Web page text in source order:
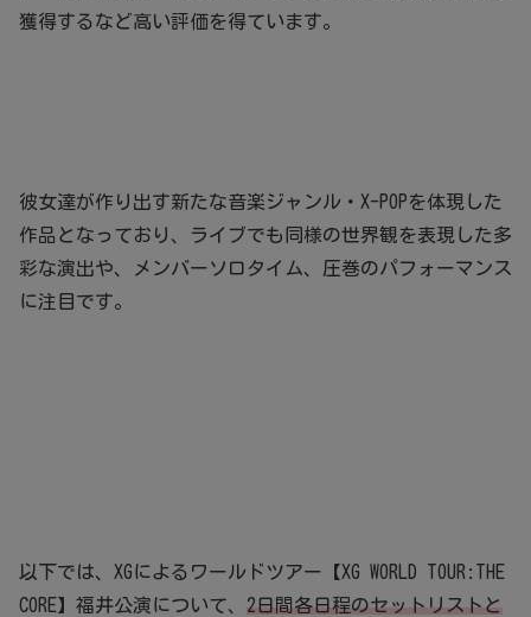
獲得するなど高い評価を得ています。
彼女達が作り出す新たな音楽ジャンル・X-POPを体現した
作品となっており、ライブでも同様の世界観を表現した多
彩な演出や、メンバーソロタイム、圧巻のパフォーマンス
に注目です。
以下では、XGによるワールドツアー【XG WORLD TOUR:THE
CORE】福井公演について、 2日間各日程のセットリストと